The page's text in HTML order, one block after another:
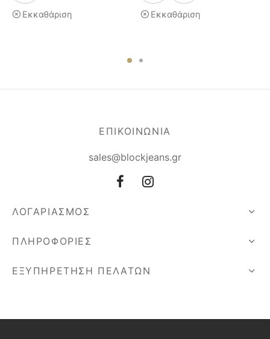
Εκκαθάριση Εκκαθάριση
ΕΠΙΚΟΙΝΩΝΙΑ
sales@blockjeans.gr
ΛΟΓΑΡΙΑΣΜΟΣ
ΠΛΗΡΟΦΟΡΙΕΣ
ΕΞΥΠΗΡΕΤΗΣΗ ΠΕΛΑΤΩΝ